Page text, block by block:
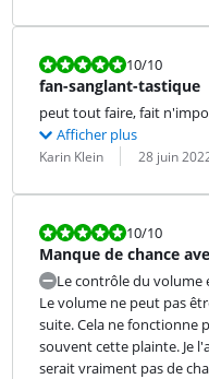
La note est 10 sur 10.
10/10
fan-sanglant-tastique
peut tout faire, fait
Afficher plus
Évaluation par :
Karin Klein
Date : 28 juin
Traduction :
La note est 10 sur 10.
10/10
Manque de chance
Le contrôle du volume
Le volume ne peut pas
suite. Cela ne fonctionne
souvent cette plainte. Je
serait vraiment pas de